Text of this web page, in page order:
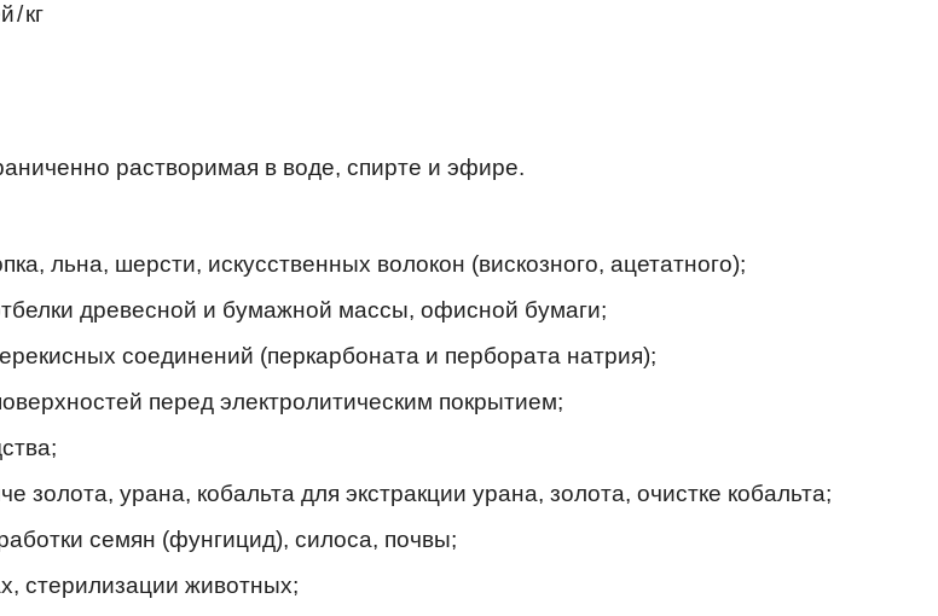
/кг
растворимая в воде, спирте и эфире.
льна, шерсти, искусственных волокон (вискозного, ацетатного);
древесной и бумажной массы, офисной бумаги;
соединений (перкарбоната и пербората натрия);
перед электролитическим покрытием;
урана, кобальта для экстракции урана, золота, очистке кобальта;
семян (фунгицид), силоса, почвы;
стерилизации животных;